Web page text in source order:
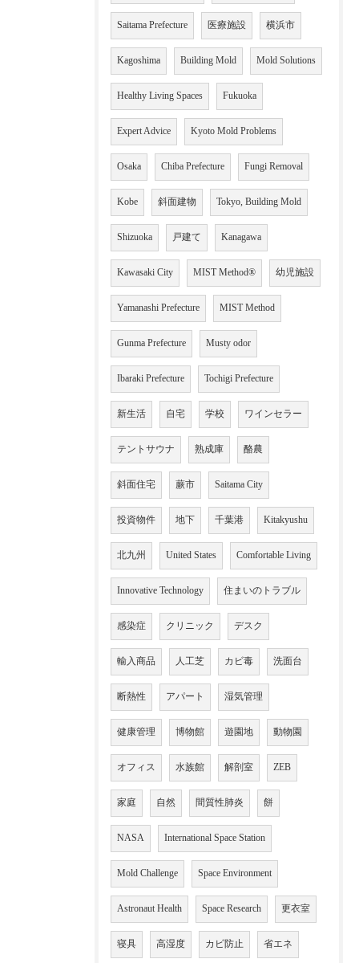
Saitama Prefecture 医療施設 横浜市
Kagoshima Building Mold Mold Solutions
Healthy Living Spaces Fukuoka
Expert Advice Kyoto Mold Problems
Osaka Chiba Prefecture Fungi Removal
Kobe 斜面建物 Tokyo, Building Mold
Shizuoka 戸建て Kanagawa
Kawasaki City MIST Method® 幼児施設
Yamanashi Prefecture MIST Method
Gunma Prefecture Musty odor
Ibaraki Prefecture Tochigi Prefecture
新生活 自宅 学校 ワインセラー
テントサウナ 熟成庫 酪農
斜面住宅 蕨市 Saitama City
投資物件 地下 千葉港 Kitakyushu
北九州 United States Comfortable Living
Innovative Technology 住まいのトラブル
感染症 クリニック デスク
輸入商品 人工芝 カビ毒 洗面台
断熱性 アパート 湿気管理
健康管理 博物館 遊園地 動物園
オフィス 水族館 解剖室 ZEB
家庭 自然 間質性肺炎 餅
NASA International Space Station
Mold Challenge Space Environment
Astronaut Health Space Research 更衣室
寝具 高湿度 カビ防止 省エネ